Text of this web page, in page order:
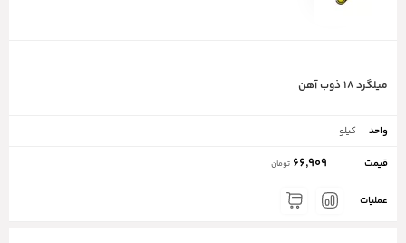
میلگرد ۱۸ ذوب آهن
کیلو
66,909 تومان